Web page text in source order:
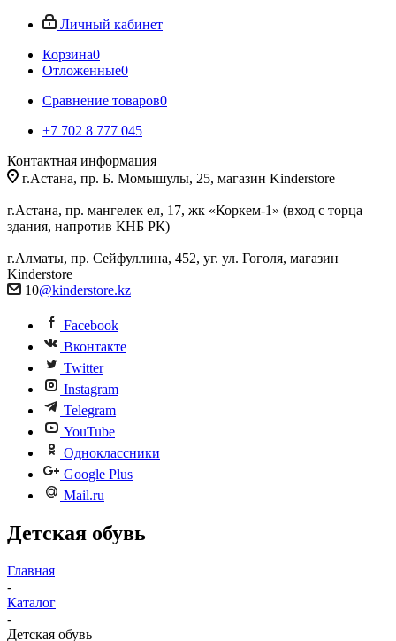
Личный кабинет
Корзина0
Отложенные0
Сравнение товаров0
+7 702 8 777 045
Контактная информация
г.Астана, пр. Б. Момышулы, 25, магазин Kinderstore
г.Астана, пр. мангелек ел, 17, жк «Коркем-1» (вход с торца
здания, напротив КНБ РК)
г.Алматы, пр. Сейфуллина, 452, уг. ул. Гоголя, магазин
Kinderstore
10@kinderstore.kz
Facebook
Вконтакте
Twitter
Instagram
Telegram
YouTube
Одноклассники
Google Plus
Mail.ru
Детская обувь
Главная
-
Каталог
-
Детская обувь